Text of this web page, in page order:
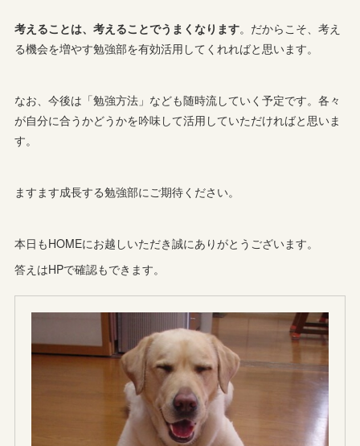
考えることは、考えることでうまくなります。だからこそ、考え
る機会を増やす勉強部を有効活用してくれればと思います。
なお、今後は「勉強方法」なども随時流していく予定です。各々
が自分に合うかどうかを吟味して活用していただければと思いま
す。
ますます成長する勉強部にご期待ください。
本日もHOMEにお越しいただき誠にありがとうございます。
答えはHPで確認もできます。